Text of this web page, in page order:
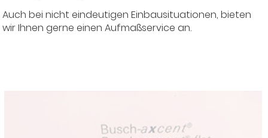
Auch bei nicht eindeutigen Einbausituationen, bieten
wir Ihnen gerne einen Aufmaßservice an.